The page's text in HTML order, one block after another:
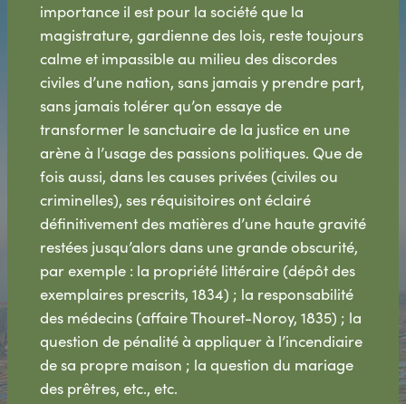
importance il est pour la société que la
magistrature, gardienne des lois, reste toujours
calme et impassible au milieu des discordes
civiles d’une nation, sans jamais y prendre part,
sans jamais tolérer qu’on essaye de
transformer le sanctuaire de la justice en une
arène à l’usage des passions politiques. Que de
fois aussi, dans les causes privées (civiles ou
criminelles), ses réquisitoires ont éclairé
définitivement des matières d’une haute gravité
restées jusqu’alors dans une grande obscurité,
par exemple : la propriété littéraire (dépôt des
exemplaires prescrits, 1834) ; la responsabilité
des médecins (affaire Thouret-Noroy, 1835) ; la
question de pénalité à appliquer à l’incendiaire
de sa propre maison ; la question du mariage
des prêtres, etc., etc.